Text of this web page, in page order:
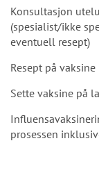
Konsultasjon
(spesialist/ikke
eventuell resept)
Resept på
Sette vaksine på
prosessen